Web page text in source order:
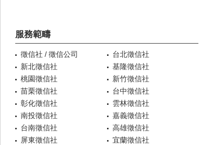
服務範疇
徵信社 / 徵信公司
台北徵信社
新北徵信社
基隆徵信社
桃園徵信社
新竹徵信社
苗栗徵信社
台中徵信社
彰化徵信社
雲林徵信社
南投徵信社
嘉義徵信社
台南徵信社
高雄徵信社
屏東徵信社
宜蘭徵信社